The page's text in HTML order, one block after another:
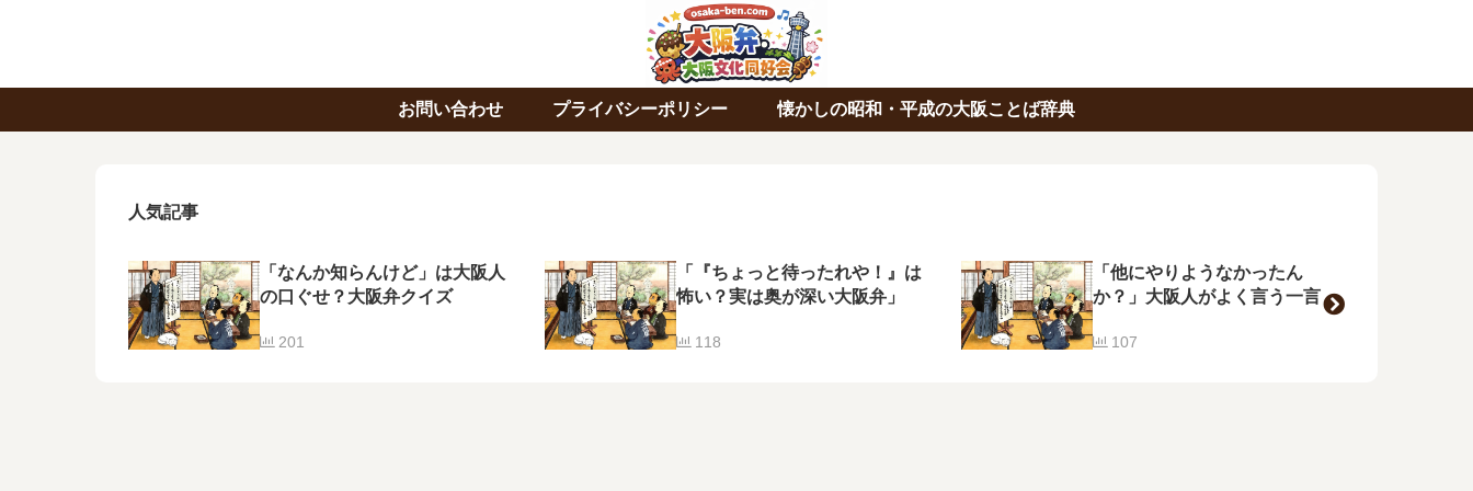
お問い合わせ プライバシーポリシー 懐かしの昭和・平成の大阪ことば辞典
人気記事
「なんか知らんけど」は大阪人
の口ぐせ？大阪弁クイズ
201
「『ちょっと待ったれや！』は
怖い？実は奥が深い大阪弁」
118
「他にやりようなかったん
か？」大阪人がよく言う一言
107